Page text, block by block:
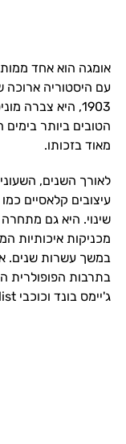
אומגה הוא אחד
עם היסטוריה ארוכה
1903, היא צברה
הטובים ביותר בימים
מאוד בזכותו.
לאורך השנים,
שינוי. היא גם
מכניקות איכותיות
במשך עשרות שנים.
בתרבות הפופולרית
ג'יימס בונד וכוכבי A-list כמו ג'ורג' קלוני וניקול קידמן.